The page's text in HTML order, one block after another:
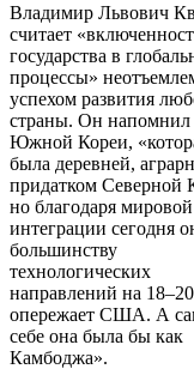
Владимир Львович
считает
государства в
процессы»
успехом развития
страны. Он
Южной Кореи,
была деревней,
придатком Северной
но благодаря мировой
интеграции сегодня
большинству
технологических
направлений на
опережает США. А
себе она была бы как
Камбоджа».